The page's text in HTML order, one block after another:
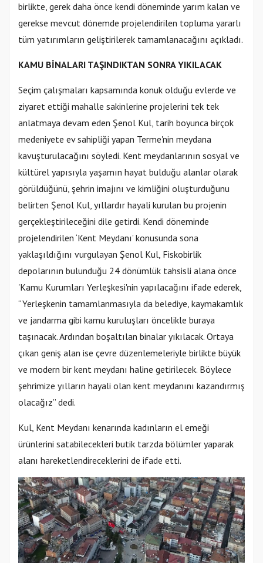
birlikte, gerek daha önce kendi döneminde yarım kalan ve
gerekse mevcut dönemde projelendirilen topluma yararlı
tüm yatırımların geliştirilerek tamamlanacağını açıkladı.
KAMU BİNALARI TAŞINDIKTAN SONRA YIKILACAK
Seçim çalışmaları kapsamında konuk olduğu evlerde ve
ziyaret ettiği mahalle sakinlerine projelerini tek tek
anlatmaya devam eden Şenol Kul, tarih boyunca birçok
medeniyete ev sahipliği yapan Terme'nin meydana
kavuşturulacağını söyledi. Kent meydanlarının sosyal ve
kültürel yapısıyla yaşamın hayat bulduğu alanlar olarak
görüldüğünü, şehrin imajını ve kimliğini oluşturduğunu
belirten Şenol Kul, yıllardır hayali kurulan bu projenin
gerçekleştirileceğini dile getirdi. Kendi döneminde
projelendirilen ‘Kent Meydanı’ konusunda sona
yaklaşıldığını vurgulayan Şenol Kul, Fiskobirlik
depolarının bulunduğu 24 dönümlük tahsisli alana önce
'Kamu Kurumları Yerleşkesi'nin yapılacağını ifade ederek,
“Yerleşkenin tamamlanmasıyla da belediye, kaymakamlık
ve jandarma gibi kamu kuruluşları öncelikle buraya
taşınacak. Ardından boşaltılan binalar yıkılacak. Ortaya
çıkan geniş alan ise çevre düzenlemeleriyle birlikte büyük
ve modern bir kent meydanı haline getirilecek. Böylece
şehrimize yılların hayali olan kent meydanını kazandırmış
olacağız” dedi.
Kul, Kent Meydanı kenarında kadınların el emeği
ürünlerini satabilecekleri butik tarzda bölümler yaparak
alanı hareketlendireceklerini de ifade etti.